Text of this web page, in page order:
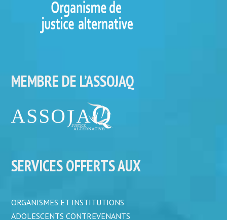
MEMBRE DE L’ASSOJAQ
SERVICES OFFERTS AUX
ORGANISMES ET INSTITUTIONS
ADOLESCENTS CONTREVENANTS